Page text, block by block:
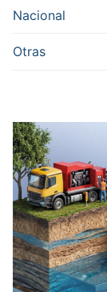
Nacional
Otras